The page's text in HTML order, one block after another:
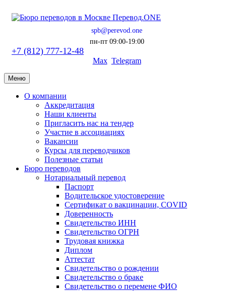
spb@perevod.one
пн-пт 09:00-19:00
+7 (812) 777-12-48
Max Telegram
Меню
О компании
Аккредитация
Наши клиенты
Пригласить нас на тендер
Участие в ассоциациях
Вакансии
Курсы для переводчиков
Полезные статьи
Бюро переводов
Нотариальный перевод
Паспорт
Водительское удостоверение
Сертификат о вакцинации, COVID
Доверенность
Свидетельство ИНН
Свидетельство ОГРН
Трудовая книжка
Диплом
Аттестат
Свидетельство о рождении
Свидетельство о браке
Свидетельство о перемене ФИО